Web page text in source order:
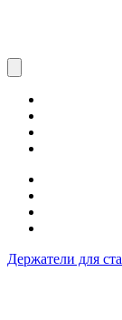
Держатели для